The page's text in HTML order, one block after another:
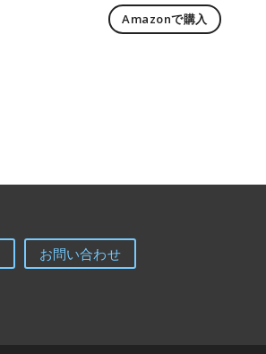
Amazonで購入
お問い合わせ